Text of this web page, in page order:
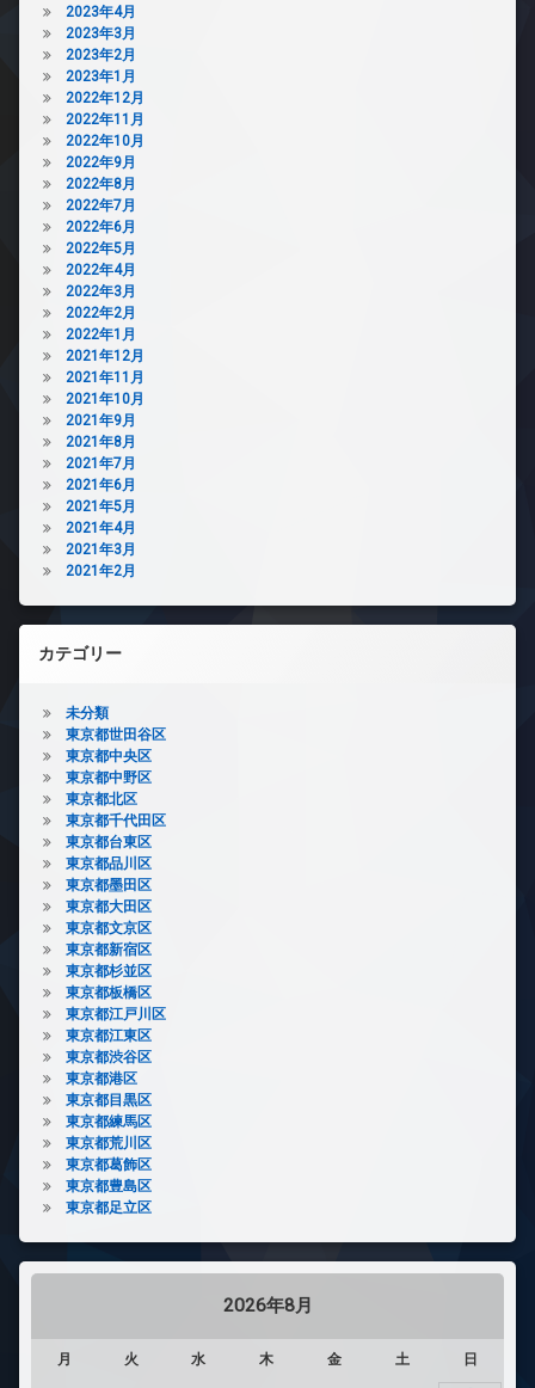
2023年4月
2023年3月
2023年2月
2023年1月
2022年12月
2022年11月
2022年10月
2022年9月
2022年8月
2022年7月
2022年6月
2022年5月
2022年4月
2022年3月
2022年2月
2022年1月
2021年12月
2021年11月
2021年10月
2021年9月
2021年8月
2021年7月
2021年6月
2021年5月
2021年4月
2021年3月
2021年2月
カテゴリー
未分類
東京都世田谷区
東京都中央区
東京都中野区
東京都北区
東京都千代田区
東京都台東区
東京都品川区
東京都墨田区
東京都大田区
東京都文京区
東京都新宿区
東京都杉並区
東京都板橋区
東京都江戸川区
東京都江東区
東京都渋谷区
東京都港区
東京都目黒区
東京都練馬区
東京都荒川区
東京都葛飾区
東京都豊島区
東京都足立区
2026年8月
月 火 水 木 金 土 日